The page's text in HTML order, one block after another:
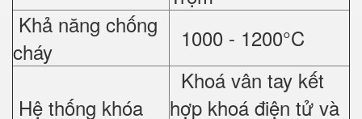
Khả năng chống
cháy
1000 - 1200°C
Hệ thống khóa
Khoá vân tay kết
hợp khoá điện tử và